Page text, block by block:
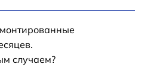
случаем?